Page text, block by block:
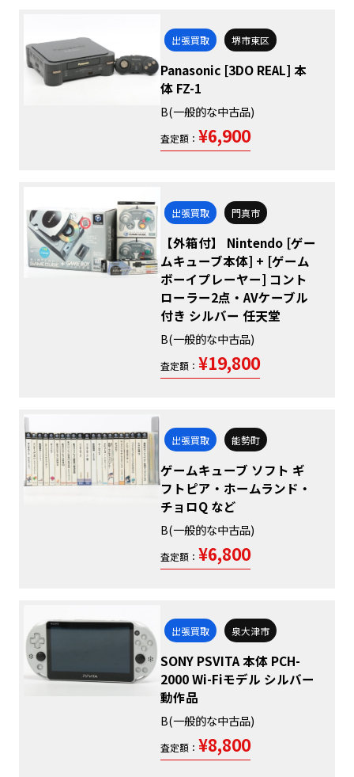
出張買取 堺市東区
Panasonic [3DO REAL] 本
体 FZ-1
B(一般的な中古品)
査定額： ¥6,900
出張買取 門真市
【外箱付】 Nintendo [ゲー
ムキューブ本体] + [ゲーム
ボーイプレーヤー] コント
ローラー2点・AVケーブル
付き シルバー 任天堂
B(一般的な中古品)
査定額： ¥19,800
出張買取 能勢町
ゲームキューブ ソフト ギ
フトピア・ホームランド・
チョロQ など
B(一般的な中古品)
査定額： ¥6,800
出張買取 泉大津市
SONY PSVITA 本体 PCH-
2000 Wi-Fiモデル シルバー
動作品
B(一般的な中古品)
査定額： ¥8,800